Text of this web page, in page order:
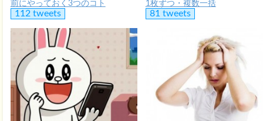
前にやっておく3つのコト
112 tweets
1枚ずつ・複数一括
81 tweets